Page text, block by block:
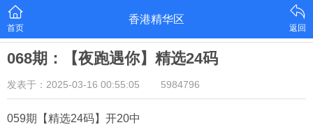
首页
香港精华区
返回
068期：【夜跑遇你】精选24码
发表于：2025-03-16 00:55:05 5984796
059期【精选24码】开20中